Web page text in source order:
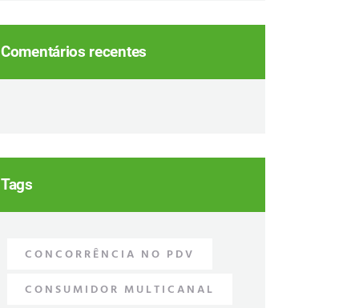
Comentários recentes
Tags
CONCORRÊNCIA NO PDV
CONSUMIDOR MULTICANAL